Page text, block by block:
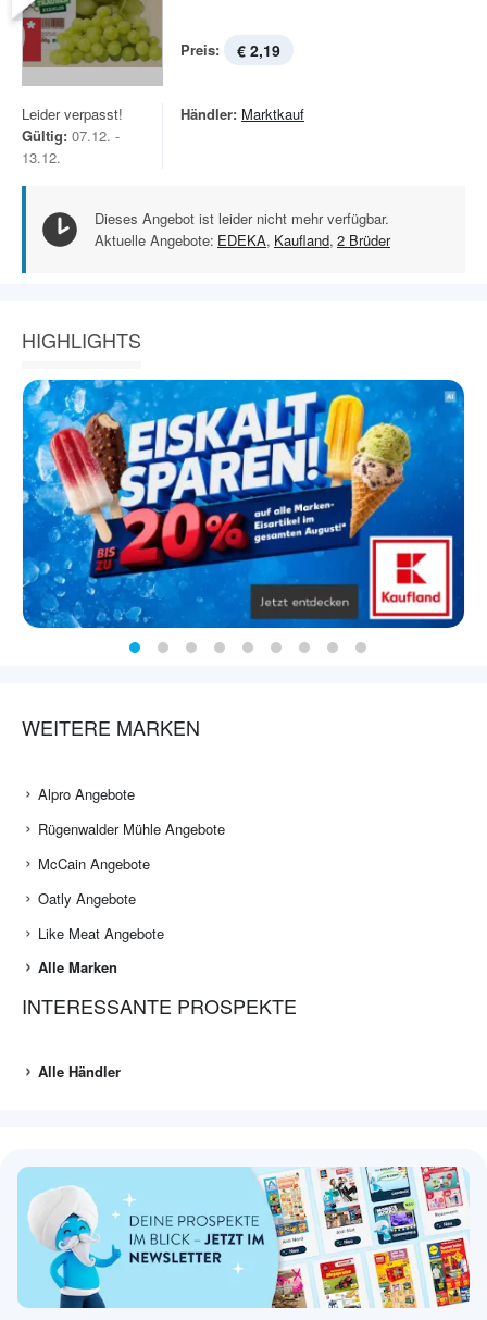
Preis: € 2,19
Leider verpasst!
Gültig: 07.12. -
13.12.
Händler: Marktkauf
Dieses Angebot ist leider nicht mehr verfügbar.
Aktuelle Angebote: EDEKA, Kaufland, 2 Brüder
HIGHLIGHTS
WEITERE MARKEN
Alpro Angebote
Rügenwalder Mühle Angebote
McCain Angebote
Oatly Angebote
Like Meat Angebote
Alle Marken
INTERESSANTE PROSPEKTE
Alle Händler